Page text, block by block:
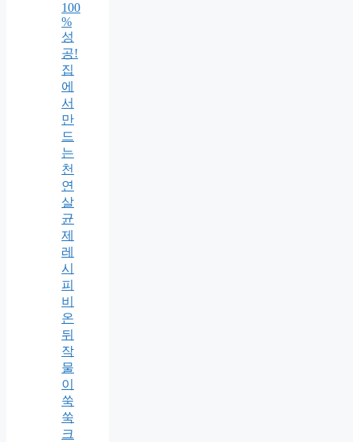
100
%
성
공!
집
에
서
만
드
는
천
연
살
균
제
레
시
피
비
온
뒤
작
물
이
쑥
쑥
크